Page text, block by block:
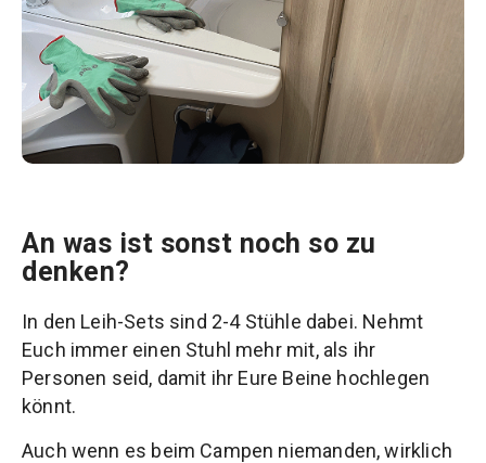
An was ist sonst noch so zu
denken?
In den Leih-Sets sind 2-4 Stühle dabei. Nehmt
Euch immer einen Stuhl mehr mit, als ihr
Personen seid, damit ihr Eure Beine hochlegen
könnt.
Auch wenn es beim Campen niemanden, wirklich